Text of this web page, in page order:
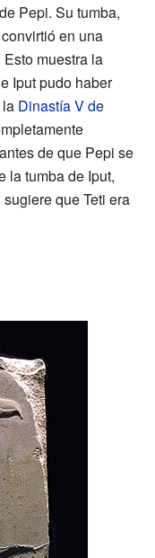
Pepi. Su tumba,
en una
muestra la
Iput pudo haber
Dinastía V de
de que Pepi se
la tumba de Iput,
que Teti era